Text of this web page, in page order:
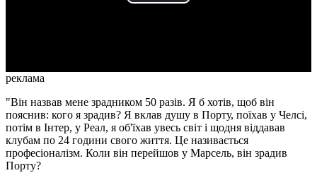
реклама
"Він назвав мене зрадником 50 разів. Я б хотів, щоб він
пояснив: кого я зрадив? Я вклав душу в Порту, поїхав у Челсі,
потім в Інтер, у Реал, я об'їхав увесь світ і щодня віддавав
клубам по 24 години свого життя. Це називається
професіоналізм. Коли він перейшов у Марсель, він зрадив
Порту?